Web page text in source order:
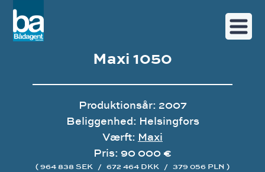
Maxi 1050
Produktionsår: 2007
Beliggenhed: Helsingfors
Værft: Maxi
Pris: 90 000 €
( 964 838 SEK / 672 464 DKK / 379 056 PLN )